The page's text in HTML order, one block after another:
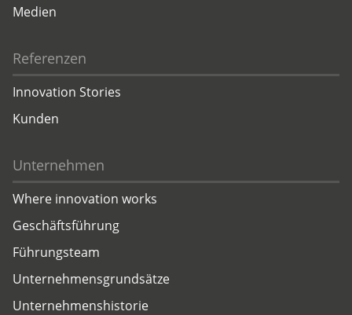
Medien
Referenzen
Innovation Stories
Kunden
Unternehmen
Where innovation works
Geschäftsführung
Führungsteam
Unternehmensgrundsätze
Unternehmenshistorie